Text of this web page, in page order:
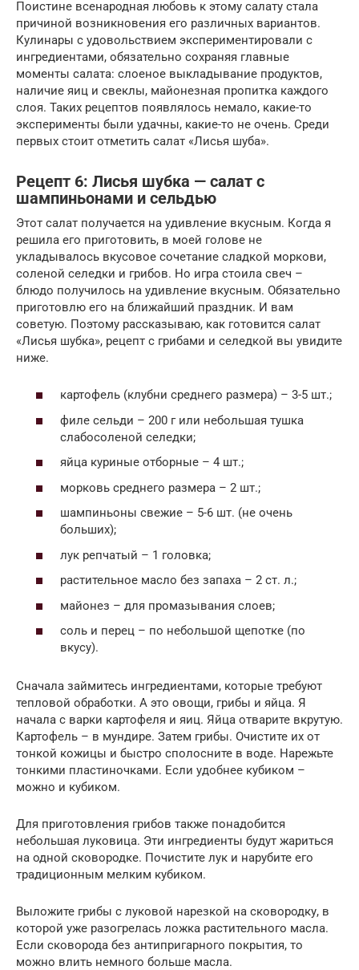
Поистине всенародная любовь к этому салату стала
причиной возникновения его различных вариантов.
Кулинары с удовольствием экспериментировали с
ингредиентами, обязательно сохраняя главные
моменты салата: слоеное выкладывание продуктов,
наличие яиц и свеклы, майонезная пропитка каждого
слоя. Таких рецептов появлялось немало, какие-то
эксперименты были удачны, какие-то не очень. Среди
первых стоит отметить салат «Лисья шуба».
Рецепт 6: Лисья шубка — салат с
шампиньонами и сельдью
Этот салат получается на удивление вкусным. Когда я
решила его приготовить, в моей голове не
укладывалось вкусовое сочетание сладкой моркови,
соленой селедки и грибов. Но игра стоила свеч –
блюдо получилось на удивление вкусным. Обязательно
приготовлю его на ближайший праздник. И вам
советую. Поэтому рассказываю, как готовится салат
«Лисья шубка», рецепт с грибами и селедкой вы увидите
ниже.
картофель (клубни среднего размера) – 3-5 шт.;
филе сельди – 200 г или небольшая тушка
слабосоленой селедки;
яйца куриные отборные – 4 шт.;
морковь среднего размера – 2 шт.;
шампиньоны свежие – 5-6 шт. (не очень
больших);
лук репчатый – 1 головка;
растительное масло без запаха – 2 ст. л.;
майонез – для промазывания слоев;
соль и перец – по небольшой щепотке (по
вкусу).
Сначала займитесь ингредиентами, которые требуют
тепловой обработки. А это овощи, грибы и яйца. Я
начала с варки картофеля и яиц. Яйца отварите вкрутую.
Картофель – в мундире. Затем грибы. Очистите их от
тонкой кожицы и быстро сполосните в воде. Нарежьте
тонкими пластиночками. Если удобнее кубиком –
можно и кубиком.
Для приготовления грибов также понадобится
небольшая луковица. Эти ингредиенты будут жариться
на одной сковородке. Почистите лук и нарубите его
традиционным мелким кубиком.
Выложите грибы с луковой нарезкой на сковородку, в
которой уже разогрелась ложка растительного масла.
Если сковорода без антипригарного покрытия, то
можно влить немного больше масла.